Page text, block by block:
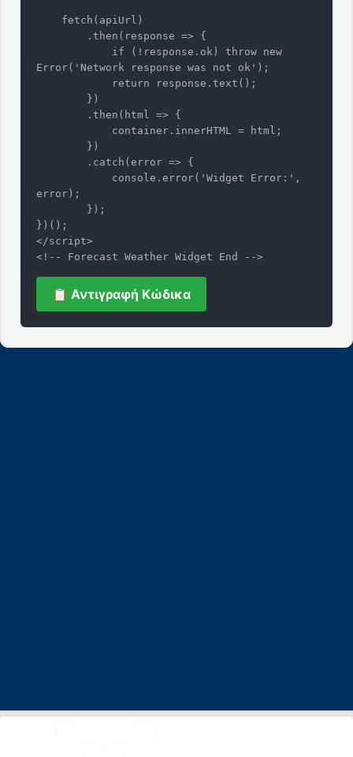
Error('Network response was not ok');
error);
})();
</script>
<!-- Forecast Weather Widget End -->
📋 Αντιγραφή Κώδικα